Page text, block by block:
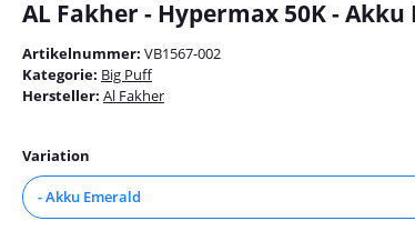
AL Fakher - Hypermax 50K - Akku
Artikelnummer: VB1567-002
Kategorie: Big Puff
Hersteller: Al Fakher
Variation
- Akku Emerald